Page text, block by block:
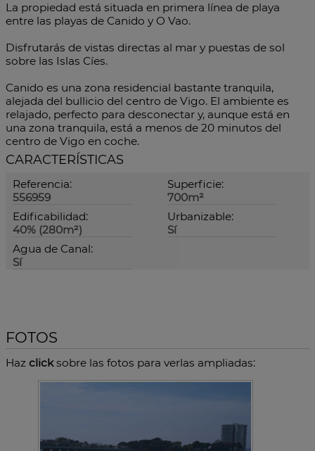
La propiedad está situada en primera línea de playa
entre las playas de Canido y O Vao.
Disfrutarás de vistas directas al mar y puestas de sol
sobre las Islas Cíes.
Canido es una zona residencial bastante tranquila,
alejada del bullicio del centro de Vigo. El ambiente es
relajado, perfecto para desconectar y, aunque está en
una zona tranquila, está a menos de 20 minutos del
centro de Vigo en coche.
CARACTERÍSTICAS
Referencia:
556959
Superficie:
700m²
Edificabilidad:
40% (280m²)
Urbanizable:
Sí
Agua de Canal:
Sí
FOTOS
Haz clicksobre las fotos para verlas ampliadas: